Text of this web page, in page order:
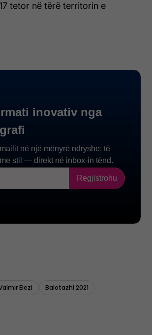
tetor në tërë territorin e